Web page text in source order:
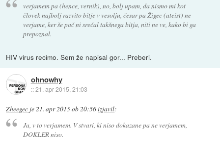
verjamem pa (hence, vernik), no, bolj upam, da nismo mi kot
človek najbolj razvito bitje v vesolju, česar pa Žigec (ateist) ne
verjame, ker še pač ni srečal takšnega bitja, niti ne ve, kako bi ga
prepoznal.
HIV virus recimo. Sem že napisal gor... Preberi.
ohnowhy
::21. apr 2015, 21:03
Zheegec je 21. apr 2015 ob 20:56izjavil:
Ja, v to verjamem. V stvari, ki niso dokazane pa ne verjamem,
DOKLER niso.